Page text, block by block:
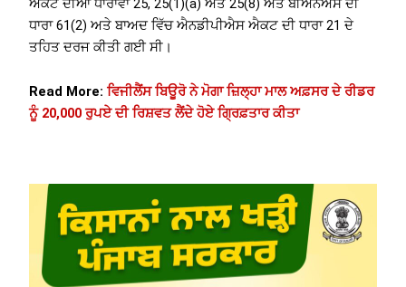
ਐਕਟ ਦੀਆਂ ਧਾਰਾਵਾਂ 25, 25(1)(a) ਅਤੇ 25(8) ਅਤੇ ਬੀਐਨਐਸ ਦੀ
ਧਾਰਾ 61(2) ਅਤੇ ਬਾਅਦ ਵਿੱਚ ਐਨਡੀਪੀਐਸ ਐਕਟ ਦੀ ਧਾਰਾ 21 ਦੇ
ਤਹਿਤ ਦਰਜ ਕੀਤੀ ਗਈ ਸੀ।
Read More:ਵਿਜੀਲੈਂਸ ਬਿਊਰੋ ਨੇ ਮੋਗਾ ਜ਼ਿਲ੍ਹਾ ਮਾਲ ਅਫ਼ਸਰ ਦੇ ਰੀਡਰ
ਨੂੰ 20,000 ਰੁਪਏ ਦੀ ਰਿਸ਼ਵਤ ਲੈਂਦੇ ਹੋਏ ਗ੍ਰਿਫ਼ਤਾਰ ਕੀਤਾ